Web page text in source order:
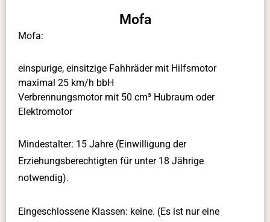
Mofa
Mofa:
einspurige, einsitzige Fahhräder mit Hilfsmotor
maximal 25 km/h bbH
Verbrennungsmotor mit 50 cm³ Hubraum oder
Elektromotor
Mindestalter: 15 Jahre (Einwilligung der
Erziehungsberechtigten für unter 18 Jährige
notwendig).
Eingeschlossene Klassen: keine. (Es ist nur eine